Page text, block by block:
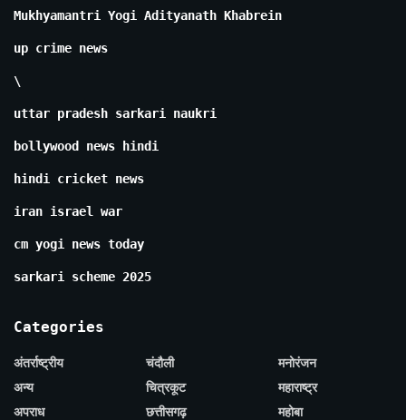
Mukhyamantri Yogi Adityanath Khabrein
up crime news
\
uttar pradesh sarkari naukri
bollywood news hindi
hindi cricket news
iran israel war
cm yogi news today
sarkari scheme 2025
Categories
अंतर्राष्ट्रीय
अन्य
अपराध
चंदौली
चित्रकूट
छत्तीसगढ़
मनोरंजन
महाराष्ट्र
महोबा